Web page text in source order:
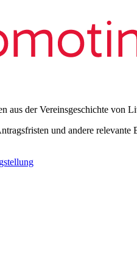
aus der Vereinsgeschichte von
und andere